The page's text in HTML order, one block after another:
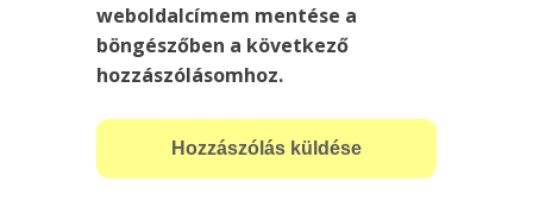
weboldalcímem mentése a
böngészőben a következő
hozzászólásomhoz.